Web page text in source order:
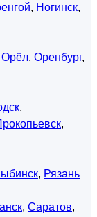
, Ногинск,
Орёл, Оренбург,
,
,
, Рязань
, Саратов,